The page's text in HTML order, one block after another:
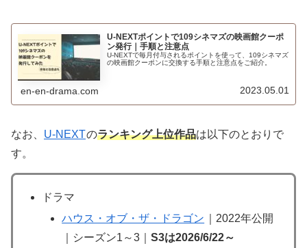
U-NEXTポイントで109シネマズの映画館クーポ
ン発行｜手順と注意点
U-NEXTで毎月付与されるポイントを使って、109シネマズ
の映画館クーポンに交換する手順と注意点をご紹介。
en-en-drama.com 2023.05.01
なお、 U-NEXTのランキング上位作品は以下のとおりで
す。
ドラマ
ハウス・オブ・ザ・ドラゴン
｜2022年公開
｜シーズン1～3｜S3は2026/6/22～